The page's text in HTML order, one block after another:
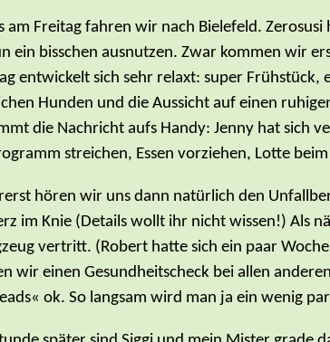
am Freitag fahren wir nach Bielefeld.
ein bisschen ausnutzen. Zwar kommen wir
entwickelt sich sehr relaxt: super
Hunden und die Aussicht auf einen
die Nachricht aufs Handy: Jenny hat sich
streichen, Essen vorziehen, Lotte
hören wir uns dann natürlich den
im Knie (Details wollt ihr nicht wissen!) Als
vertritt. (Robert hatte sich ein paar
wir einen Gesundheitscheck bei allen
ok. So langsam wird man ja ein wenig